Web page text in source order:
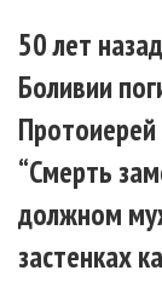
50 лет
Боливии
“Смерть
должном
застенках